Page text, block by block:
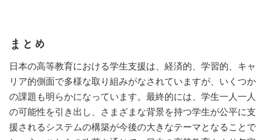
まとめ
日本の高等教育における学生支援は、経済的、学習的、キャ
リア的側面で多様な取り組みがなされていますが、いくつか
の課題も明らかになっています。最終的には、学生一人一人
の可能性を引き出し、さまざまな背景を持つ学生が公平に支
援されるシステムの構築が今後の大きなテーマとなることで